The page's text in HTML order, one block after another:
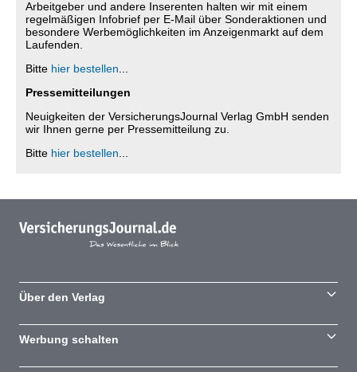
Arbeitgeber und andere Inserenten halten wir mit einem
regelmäßigen Infobrief per E-Mail über Sonderaktionen und
besondere Werbemöglichkeiten im Anzeigenmarkt auf dem
Laufenden.
Bitte hier bestellen
Pressemitteilungen
Neuigkeiten der VersicherungsJournal Verlag GmbH senden
wir Ihnen gerne per Pressemitteilung zu.
Bitte hier bestellen
Über den Verlag
Werbung schalten